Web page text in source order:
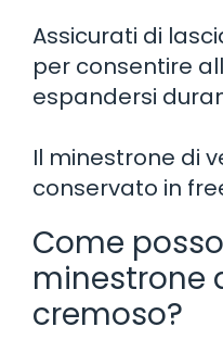
Assicurati di
per consentire
espandersi
Il minestrone di
conservato in
Come
minestrone
cremoso?